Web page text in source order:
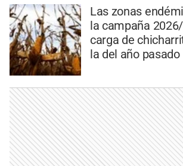
Las zonas
la campaña
carga de
la del año pasado